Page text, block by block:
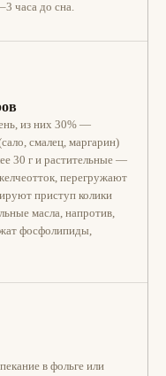
часа до сна.
из них 30% —
смалец, маргарин)
30 г и растительные —
перегружают
приступ колики
масла, напротив,
фосфолипиды,
в фольге или